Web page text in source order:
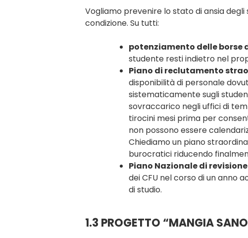
Vogliamo prevenire lo stato di ansia
condizione. Su tutti:
potenziamento delle borse
studente resti indietro nel
Piano di reclutamento
disponibilità di personale
sistematicamente sugli
sovraccarico negli uffici di
tirocini mesi prima per
non possono essere
Chiediamo un piano
burocratici riducendo
Piano Nazionale di
dei CFU nel corso di un anno
di studio.
1.3 PROGETTO “MANGIA